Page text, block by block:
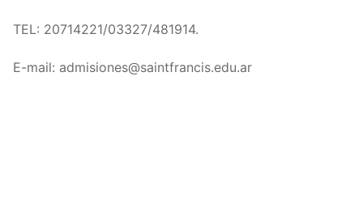
TEL: 20714221/03327/481914.
E-mail: admisiones@saintfrancis.edu.ar